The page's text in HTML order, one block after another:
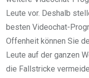
Leute vor. Deshalb
besten Videochat-
Offenheit können Sie
Leute auf der ganzen
die Fallstricke